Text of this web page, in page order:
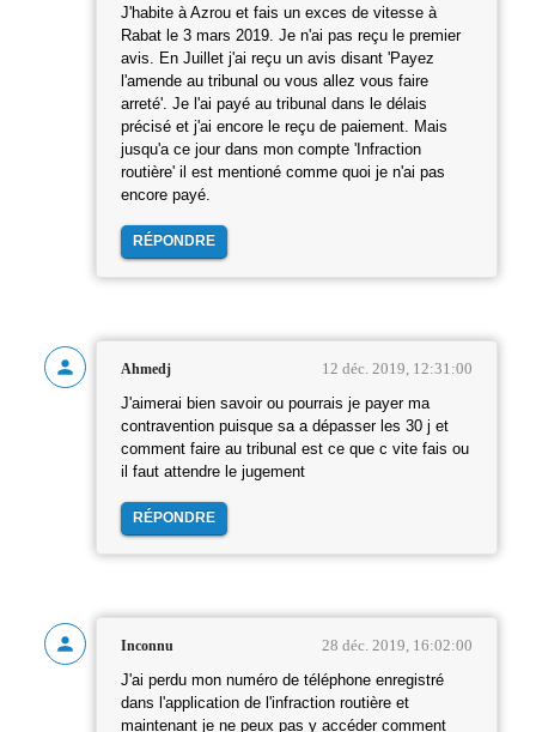
J'habite à Azrou et fais un exces de vitesse à
Rabat le 3 mars 2019. Je n'ai pas reçu le premier
avis. En Juillet j'ai reçu un avis disant 'Payez
l'amende au tribunal ou vous allez vous faire
arreté'. Je l'ai payé au tribunal dans le délais
précisé et j'ai encore le reçu de paiement. Mais
jusqu'a ce jour dans mon compte 'Infraction
routière' il est mentioné comme quoi je n'ai pas
encore payé.
RÉPONDRE
Ahmedj 12 déc. 2019, 12:31:00
J'aimerai bien savoir ou pourrais je payer ma
contravention puisque sa a dépasser les 30 j et
comment faire au tribunal est ce que c vite fais ou
il faut attendre le jugement
RÉPONDRE
Inconnu 28 déc. 2019, 16:02:00
J'ai perdu mon numéro de téléphone enregistré
dans l'application de l'infraction routière et
maintenant je ne peux pas y accéder comment